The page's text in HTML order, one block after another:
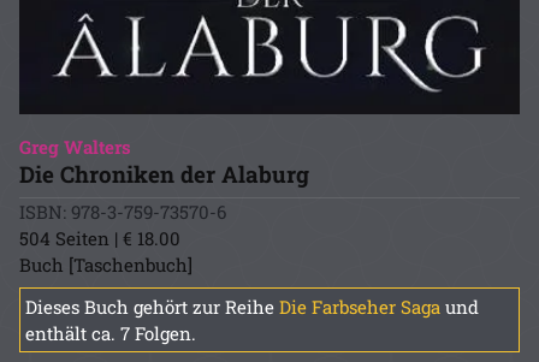
Greg Walters
Die Chroniken der Alaburg
ISBN: 978-3-759-73570-6
504 Seiten | € 18.00
Buch [Taschenbuch]
Dieses Buch gehört zur Reihe Die Farbseher Saga und
enthält ca. 7 Folgen.